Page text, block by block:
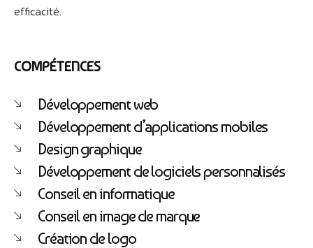
efficacité.
COMPÉTENCES
Développement web
Développement d’applications mobiles
Design graphique
Développement de logiciels personnalisés
Conseil en informatique
Conseil en image de marque
Création de logo
Bienvenue chez Athorus Digital
projet.
dessous :